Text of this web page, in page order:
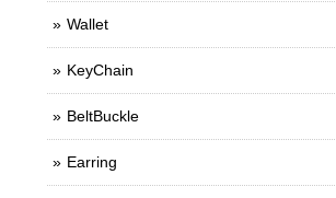
Wallet
KeyChain
BeltBuckle
Earring